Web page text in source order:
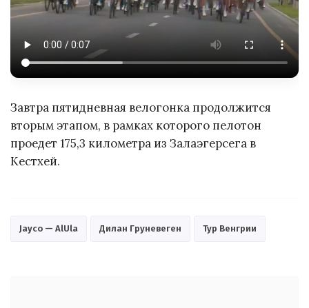
Завтра пятидневная велогонка продолжится
вторым этапом, в рамках которого пелотон
проедет 175,3 километра из Залаэгерсега в
Кестхей.
Jayco — AlUla Дилан Груневеген Тур Венгрии